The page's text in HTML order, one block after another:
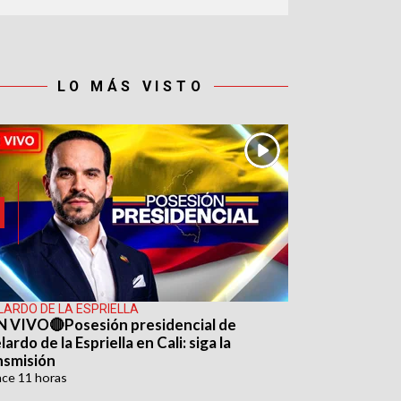
LO MÁS VISTO
DE LA ESPRIELLA
VIVO🔴Posesión presidencial de
de la Espriella en Cali: siga la
11 horas